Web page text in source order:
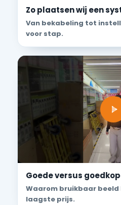
Zo plaatsen wij een
Van bekabeling tot
voor stap.
Goede versus
Waarom bruikbaar
laagste prijs.